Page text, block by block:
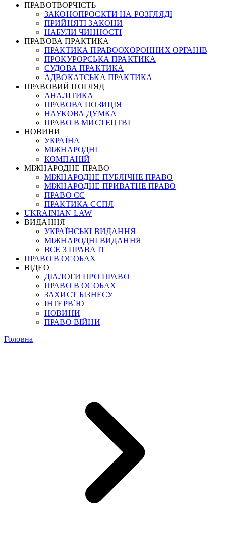
ПРАВОТВОРЧІСТЬ
ЗАКОНОПРОЄКТИ НА РОЗГЛЯДІ
ПРИЙНЯТІ ЗАКОНИ
НАБУЛИ ЧИННОСТІ
ПРАВОВА ПРАКТИКА
ПРАКТИКА ПРАВООХОРОННИХ ОРГАНІВ
ПРОКУРОРСЬКА ПРАКТИКА
СУДОВА ПРАКТИКА
АДВОКАТСЬКА ПРАКТИКА
ПРАВОВИЙ ПОГЛЯД
АНАЛІТИКА
ПРАВОВА ПОЗИЦІЯ
НАУКОВА ДУМКА
ПРАВО В МИСТЕЦТВІ
НОВИНИ
УКРАЇНА
МІЖНАРОДНІ
КОМПАНІЙ
МІЖНАРОДНЕ ПРАВО
МІЖНАРОДНЕ ПУБЛІЧНЕ ПРАВО
МІЖНАРОДНЕ ПРИВАТНЕ ПРАВО
ПРАВО ЄС
ПРАКТИКА ЄСПЛ
UKRAINIAN LAW
ВИДАННЯ
УКРАЇНСЬКІ ВИДАННЯ
МІЖНАРОДНІ ВИДАННЯ
ВСЕ З ПРАВА ІТ
ПРАВО В ОСОБАХ
ВІДЕО
ДІАЛОГИ ПРО ПРАВО
ПРАВО В ОСОБАХ
ЗАХИСТ БІЗНЕСУ
ІНТЕРВ`Ю
НОВИНИ
ПРАВО ВІЙНИ
Головна